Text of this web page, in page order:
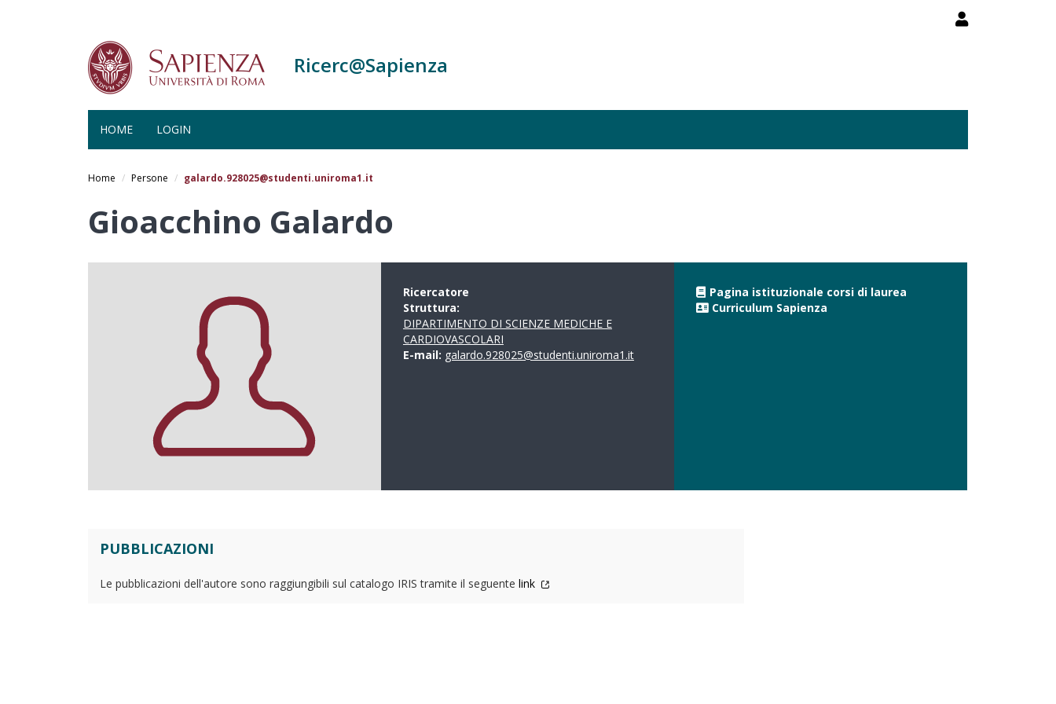
Ricerc@Sapienza
HOME LOGIN
Home Persone galardo.928025@studenti.uniroma1.it
Gioacchino Galardo
Ricercatore
Struttura:
DIPARTIMENTO DI SCIENZE MEDICHE E
CARDIOVASCOLARI
E-mail: galardo.928025@studenti.uniroma1.it
Pagina istituzionale corsi di laurea
Curriculum Sapienza
PUBBLICAZIONI
Le pubblicazioni dell'autore sono raggiungibili sul catalogo IRIS tramite il seguente link